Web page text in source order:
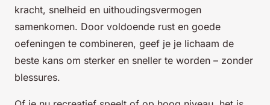
kracht, snelheid en uithoudingsvermogen
samenkomen. Door voldoende rust en goede
oefeningen te combineren, geef je je lichaam de
beste kans om sterker en sneller te worden – zonder
blessures.